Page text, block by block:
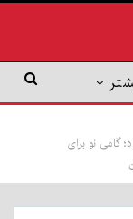
گامی نو برای